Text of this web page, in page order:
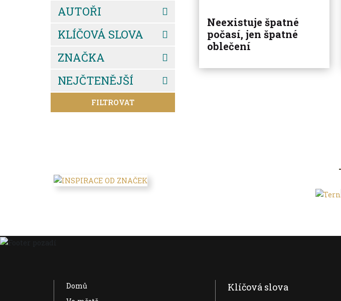
AUTOŘI
KLÍČOVÁ SLOVA
ZNAČKA
NEJČTENĚJŠÍ
FILTROVAT
Neexistuje špatné
počasí, jen špatné
oblečení
Domů
Klíčová slova